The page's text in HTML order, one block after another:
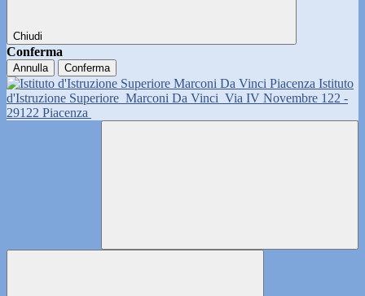
Chiudi
Conferma
Annulla Conferma
Istituto
d'Istruzione Superiore Marconi Da Vinci Via IV Novembre 122 -
29122 Piacenza